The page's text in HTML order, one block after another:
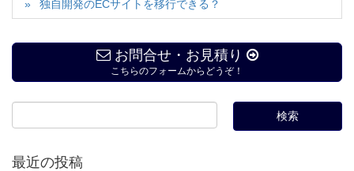
独自開発のECサイトを移行できる？
お問合せ・お見積り
こちらのフォームからどうぞ！
最近の投稿